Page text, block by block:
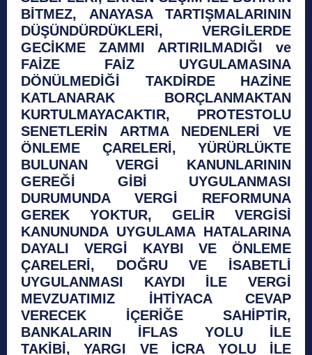
BİTMEZ, ANAYASA TARTIŞMALARININ
DÜŞÜNDÜRDÜKLERİ, VERGİLERDE
GECİKME ZAMMI ARTIRILMADIĞI ve
FAİZE FAİZ UYGULAMASINA
DÖNÜLMEDİĞİ TAKDİRDE HAZİNE
KATLANARAK BORÇLANMAKTAN
KURTULMAYACAKTIR, PROTESTOLU
SENETLERİN ARTMA NEDENLERİ VE
ÖNLEME ÇARELERİ, YÜRÜRLÜKTE
BULUNAN VERGİ KANUNLARININ
GEREĞİ GİBİ UYGULANMASI
DURUMUNDA VERGİ REFORMUNA
GEREK YOKTUR, GELİR VERGİSİ
KANUNUNDA UYGULAMA HATALARINA
DAYALI VERGİ KAYBI VE ÖNLEME
ÇARELERİ, DOĞRU VE İSABETLİ
UYGULANMASI KAYDI İLE VERGİ
MEVZUATIMIZ İHTİYACA CEVAP
VERECEK İÇERİĞE SAHİPTİR,
BANKALARIN İFLAS YOLU İLE
TAKİBİ, YARGI VE İCRA YOLU İLE